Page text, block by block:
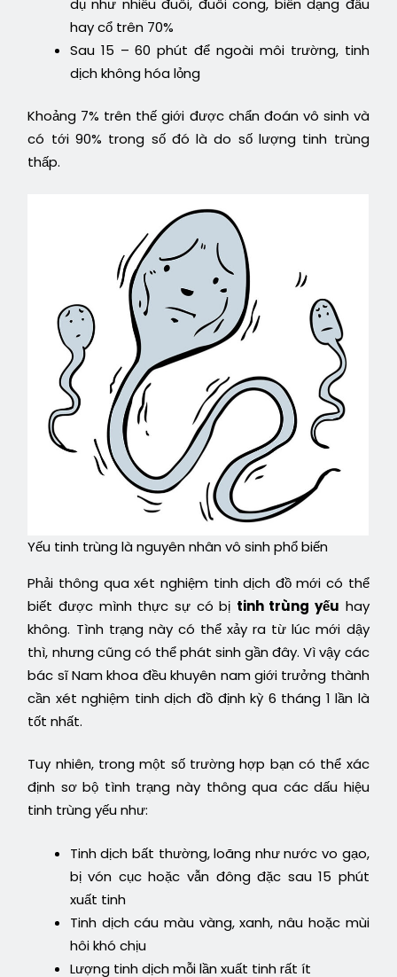
hay cổ trên 70%
Sau 15 – 60 phút để ngoài môi trường, tinh
dịch không hóa lỏng
Khoảng 7% trên thế giới được chẩn đoán vô sinh và
có tới 90% trong số đó là do số lượng tinh trùng
thấp.
Yếu tinh trùng là nguyên nhân vô sinh phổ biến
Phải thông qua xét nghiệm tinh dịch đồ mới có thể
biết được mình thực sự có bị tinh trùng yếu hay
không. Tình trạng này có thể xảy ra từ lúc mới dậy
thì, nhưng cũng có thể phát sinh gần đây. Vì vậy các
bác sĩ Nam khoa đều khuyên nam giới trưởng thành
cần xét nghiệm tinh dịch đồ định kỳ 6 tháng 1 lần là
tốt nhất.
Tuy nhiên, trong một số trường hợp bạn có thể xác
định sơ bộ tình trạng này thông qua các dấu hiệu
tinh trùng yếu như:
Tinh dịch bất thường, loãng như nước vo gạo,
bị vón cục hoặc vẫn đông đặc sau 15 phút
xuất tinh
Tinh dịch cáu màu vàng, xanh, nâu hoặc mùi
hôi khó chịu
Lượng tinh dịch mỗi lần xuất tinh rất ít